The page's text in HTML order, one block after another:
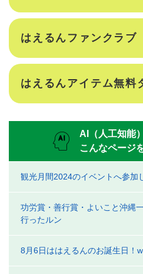
はえるんファンクラブ
はえるんアイテム無料
AI（人工知能
こんなページ
観光月間2024のイベントへ参加
功労賞・善行賞・よいこと沖縄
行ったルン
8月6日ははえるんのお誕生日！